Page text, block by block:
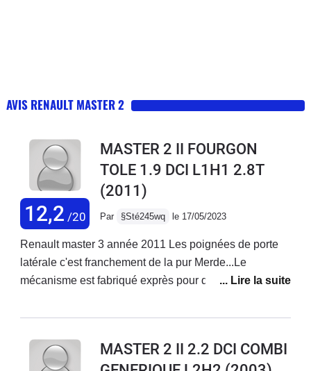
AVIS RENAULT MASTER 2
12,2 /20
MASTER 2 II FOURGON
TOLE 1.9 DCI L1H1 2.8T
(2011)
Par §Sté245wq le 17/05/2023
Renault master 3 année 2011 Les poignées de porte
latérale c'est franchement de la pur Merde...Le
mécanisme est fabriqué exprès pour qu'il casse et oui
de la merde pour faire casquer les clients logique.Ce
ergot de 3mm dans une encoche qui s'use très
MASTER 2 II 2.2 DCI COMBI